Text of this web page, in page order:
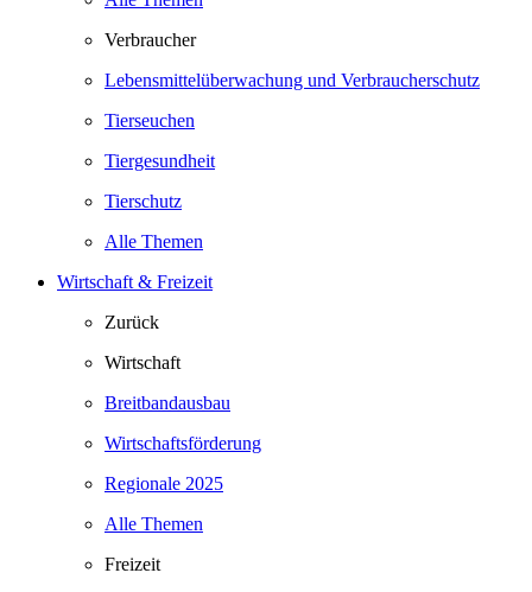
Verbraucher
Lebensmittelüberwachung und Verbraucherschutz
Tierseuchen
Tiergesundheit
Tierschutz
Alle Themen
Wirtschaft & Freizeit
Zurück
Wirtschaft
Breitbandausbau
Wirtschaftsförderung
Regionale 2025
Alle Themen
Freizeit